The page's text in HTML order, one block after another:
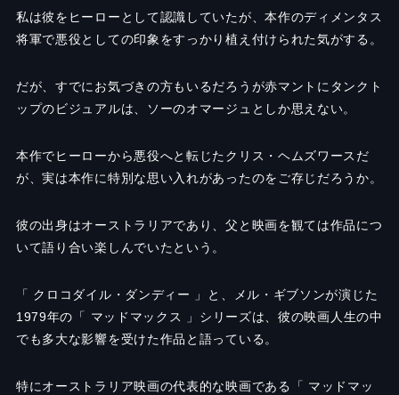
私は彼をヒーローとして認識していたが、本作のディメンタス
将軍で悪役としての印象をすっかり植え付けられた気がする。
だが、すでにお気づきの方もいるだろうが赤マントにタンクト
ップのビジュアルは、ソーのオマージュとしか思えない。
本作でヒーローから悪役へと転じたクリス・ヘムズワースだ
が、実は本作に特別な思い入れがあったのをご存じだろうか。
彼の出身はオーストラリアであり、父と映画を観ては作品につ
いて語り合い楽しんでいたという。
「 クロコダイル・ダンディー 」と、メル・ギブソンが演じた
1979年の「 マッドマックス 」シリーズは、彼の映画人生の中
でも多大な影響を受けた作品と語っている。
特にオーストラリア映画の代表的な映画である「 マッドマッ